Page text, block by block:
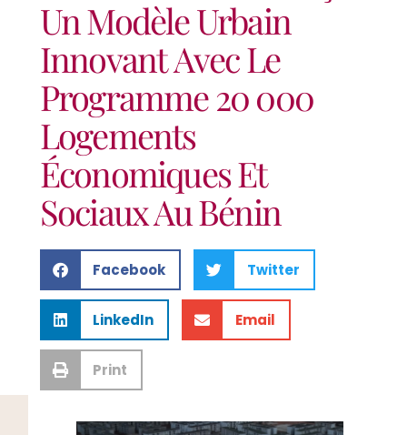
Un Modèle Urbain
Innovant Avec Le
Programme 20 000
Logements
Économiques Et
Sociaux Au Bénin
Facebook Twitter
LinkedIn Email
Print